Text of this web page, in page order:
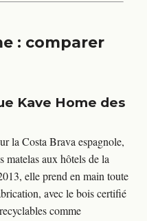
: comparer
Kave Home des
la Costa Brava espagnole,
matelas aux hôtels de la
elle prend en main toute
avec le bois certifié
comme